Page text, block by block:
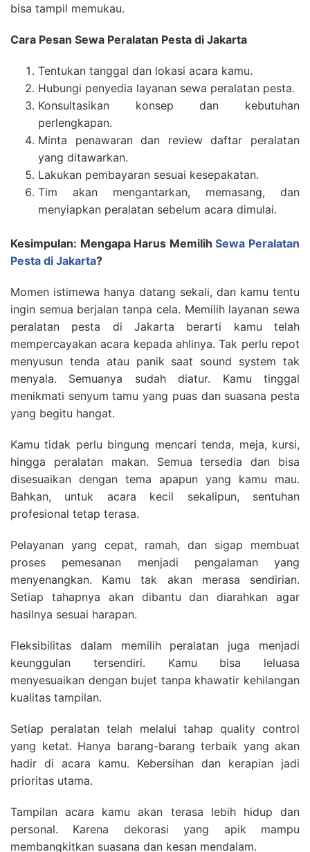
bisa tampil memukau.
Cara Pesan Sewa Peralatan Pesta di Jakarta
Tentukan tanggal dan lokasi acara kamu.
Hubungi penyedia layanan sewa peralatan pesta.
Konsultasikan konsep dan kebutuhan
perlengkapan.
Minta penawaran dan review daftar peralatan
yang ditawarkan.
Lakukan pembayaran sesuai kesepakatan.
Tim akan mengantarkan, memasang, dan
menyiapkan peralatan sebelum acara dimulai.
Kesimpulan: Mengapa Harus MemilihSewa Peralatan
Pesta di Jakarta?
Momen istimewa hanya datang sekali, dan kamu tentu
ingin semua berjalan tanpa cela. Memilih layanan sewa
peralatan pesta di Jakarta berarti kamu telah
mempercayakan acara kepada ahlinya. Tak perlu repot
menyusun tenda atau panik saat sound system tak
menyala. Semuanya sudah diatur. Kamu tinggal
menikmati senyum tamu yang puas dan suasana pesta
yang begitu hangat.
Kamu tidak perlu bingung mencari tenda, meja, kursi,
hingga peralatan makan. Semua tersedia dan bisa
disesuaikan dengan tema apapun yang kamu mau.
Bahkan, untuk acara kecil sekalipun, sentuhan
profesional tetap terasa.
Pelayanan yang cepat, ramah, dan sigap membuat
proses pemesanan menjadi pengalaman yang
menyenangkan. Kamu tak akan merasa sendirian.
Setiap tahapnya akan dibantu dan diarahkan agar
hasilnya sesuai harapan.
Fleksibilitas dalam memilih peralatan juga menjadi
keunggulan tersendiri. Kamu bisa leluasa
menyesuaikan dengan bujet tanpa khawatir kehilangan
kualitas tampilan.
Setiap peralatan telah melalui tahap quality control
yang ketat. Hanya barang-barang terbaik yang akan
hadir di acara kamu. Kebersihan dan kerapian jadi
prioritas utama.
Tampilan acara kamu akan terasa lebih hidup dan
personal. Karena dekorasi yang apik mampu
membangkitkan suasana dan kesan mendalam.